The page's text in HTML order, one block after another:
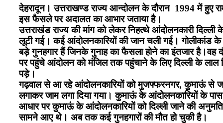
देहरादून। उत्तराखण्ड राज्य आन्दोलन के दौरान 1994 में हुए
इस फैसले पर अदालत का आभार जताया है।
उत्तराखंड राज्य की मांग को लेकर निहत्थे आंदोलनकारी
लूटी गई। कई आंदोलनकारियों की जान चली गई। गोलीकांड
बड़े गुनहगार हैं जिनके गुनाह का फैसला होने का इंतजार
पर पहुंचे आंदोलन को मंजिल तक पहुंचाने के लिए दिल्ली के लाल
पड़े।
गढ़वाल से आ रहे आंदोलनकारियों को मुजफ्फरनगर, कुमाऊं से जा
लगाकर जाम लगा दिया गया। कुमाऊं के आंदोलनकारियों के
आधार पर कुमाऊं के आंदोलनकारियों को दिल्ली जाने की
सामने आए थे। अब तक कई गुनहगारों की मौत हो चुकी है।